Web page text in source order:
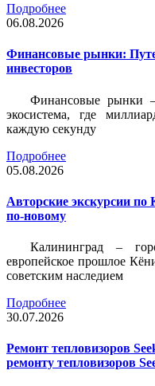
Подробнее
06.08.2026
Финансовые рынки:
инвесторов
Финансовые рынки
экосистема, где
каждую секунду
Подробнее
05.08.2026
Авторские экскурсии по
по-новому
Калининград –
европейское прошлое
советским наследием
Подробнее
30.07.2026
Ремонт тепловизоров
ремонту тепловизоров